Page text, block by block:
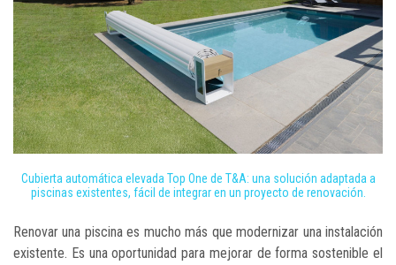
Cubierta automática elevada Top One de T&A: una solución adaptada a
piscinas existentes, fácil de integrar en un proyecto de renovación.
Renovar una piscina es mucho más que modernizar una instalación
existente. Es una oportunidad para mejorar de forma sostenible el